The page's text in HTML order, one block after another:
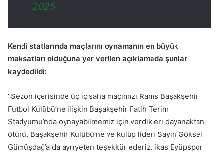
2025
Kendi statlarında maçlarını oynamanın en büyük
maksatları olduğuna yer verilen açıklamada şunlar
kaydedildi:
“Sezon içerisinde üç iç saha maçımızı Rams Başakşehir
Futbol Kulübü’ne ilişkin Başakşehir Fatih Terim
Stadyumu’nda oynayabilmemiz için verdikleri dayanaktan
ötürü, Başakşehir Kulübü’ne ve kulüp lideri Sayın Göksel
Gümüşdağ’a da ayrıyeten teşekkür ederiz. ikas Eyüpspor